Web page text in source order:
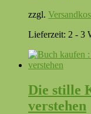
zzgl.
Lieferzeit: 2 - 3
Die stille
verstehen